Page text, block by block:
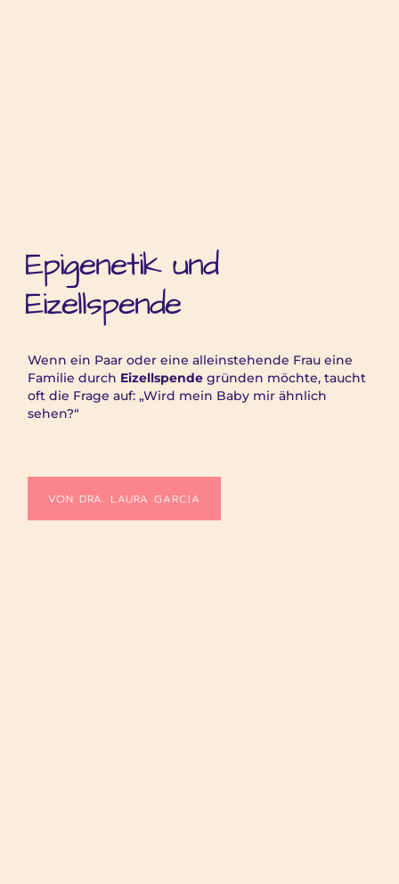
Epigenetik und
Eizellspende
Wenn ein Paar oder eine alleinstehende Frau eine
Familie durch Eizellspende gründen möchte, taucht
oft die Frage auf: „Wird mein Baby mir ähnlich
sehen?“
VON DRA. LAURA GARCIA